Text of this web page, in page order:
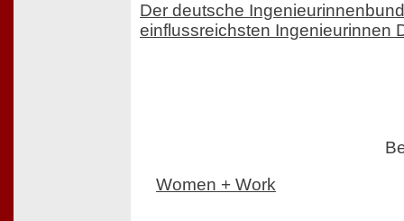
Der deutsche
einflussreichsten Ingenieurinnen
Women + Work